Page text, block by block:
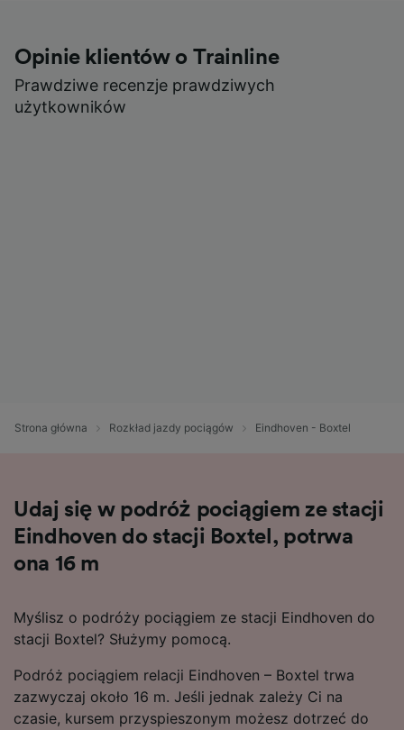
Opinie klientów o Trainline
Prawdziwe recenzje prawdziwych
użytkowników
Strona główna Rozkład jazdy pociągów Eindhoven - Boxtel
Udaj się w podróż pociągiem ze stacji
Eindhoven do stacji Boxtel, potrwa
ona 16 m
Myślisz o podróży pociągiem ze stacji Eindhoven do
stacji Boxtel? Służymy pomocą.
Podróż pociągiem relacji Eindhoven – Boxtel trwa
zazwyczaj około 16 m. Jeśli jednak zależy Ci na
czasie, kursem przyspieszonym możesz dotrzeć do